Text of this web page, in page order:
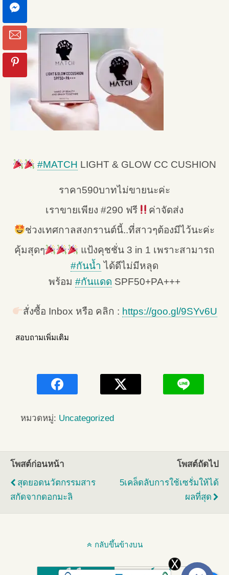
#MATCH LIGHT & GLOW CC CUSHION
ราคา590บาทไม่ขายนะค่ะ
เราขายเพียง #290 ฟรี
ค่าจัดส่ง
ช่วงเทศกาลสงกรานต์นี้..ที่สาวๆต้องมีไว้นะค่ะ
คุ้มสุดๆ
แป้งคุชชั่น 3 in 1 เพราะสามารถ
#กันน้ำ ได้ดีไม่มีหลุด
พร้อม #กันแดด SPF50+PA+++
สั่งซื้อ Inbox หรือ คลิก : https://goo.gl/9SYv6U
สอบถามเพิ่มเติม
หมวดหมู่: Uncategorized
โพสต์ก่อนหน้า
สุดยอดนวัตกรรมสาร
สกัดจากดอกมะลิ
โพสต์ถัดไป
5เคล็ดลับการใช้เซรั่มให้ได้
ผลที่สุด
กลับขึ้นข้างบน
มือถือ เดสก์ทอป